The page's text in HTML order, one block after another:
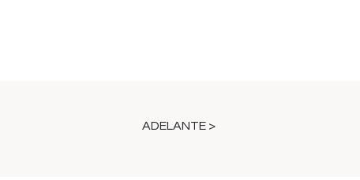
ADELANTE >